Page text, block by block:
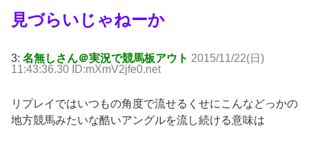
見づらいじゃねーか
3: 名無しさん＠実況で競馬板アウト 2015/11/22(日)
11:43:36.30 ID:mXmV2jfe0.net
リプレイではいつもの角度で流せるくせにこんなどっかの
地方競馬みたいな酷いアングルを流し続ける意味は